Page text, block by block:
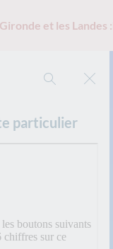
et les Landes :
Rechercher
particulier